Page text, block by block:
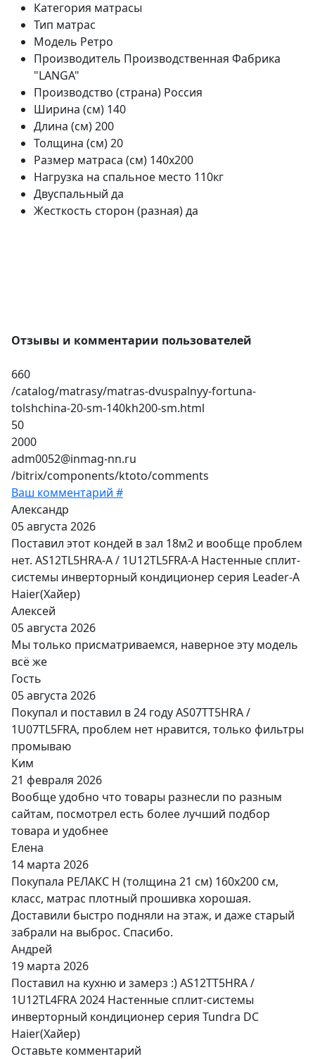
Категория матрасы
Тип матрас
Модель Ретро
Производитель Производственная Фабрика
"LANGA"
Производство (страна) Россия
Ширина (см) 140
Длина (см)200
Толщина (см)20
Размер матраса (см) 140х200
Нагрузка на спальное место 110кг
Двуспальный да
Жесткость сторон (разная)да
Отзывы и комментарии пользователей
660
/catalog/matrasy/matras-dvuspalnyy-fortuna-
tolshchina-20-sm-140kh200-sm.html
50
2000
adm0052@inmag-nn.ru
/bitrix/components/ktoto/comments
Ваш комментарий #
Александр
05 августа 2026
Поставил этот кондей в зал 18м2 и вообще проблем
нет. AS12TL5HRA-A / 1U12TL5FRA-A Настенные сплит-
системы инверторный кондиционер серия Leader-A
Haier(Хайер)
Алексей
05 августа 2026
Мы только присматриваемся, наверное эту модель
всё же
Гость
05 августа 2026
Покупал и поставил в 24 году AS07TT5HRA /
1U07TL5FRA, проблем нет нравится, только фильтры
промываю
Ким
21 февраля 2026
Вообще удобно что товары разнесли по разным
сайтам, посмотрел есть более лучший подбор
товара и удобнее
Елена
14 марта 2026
Покупала РЕЛАКС Н (толщина 21 см) 160х200 см,
класс, матрас плотный прошивка хорошая.
Доставили быстро подняли на этаж, и даже старый
забрали на выброс. Спасибо.
Андрей
19 марта 2026
Поставил на кухню и замерз :) AS12TT5HRA /
1U12TL4FRA 2024 Настенные сплит-системы
инверторный кондиционер серия Tundra DC
Haier(Хайер)
Оставьте комментарий